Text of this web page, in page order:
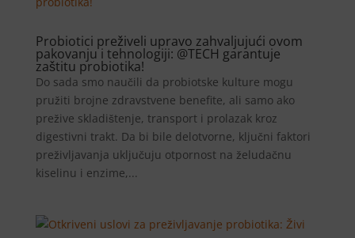
Probiotici preživeli upravo zahvaljujući ovom
pakovanju i tehnologiji: @TECH garantuje
zaštitu probiotika!
Do sada smo naučili da probiotske kulture mogu
pružiti brojne zdravstvene benefite, ali samo ako
prežive skladištenje, transport i prolazak kroz
digestivni trakt. Da bi bile delotvorne, ključni faktori
preživljavanja uključuju otpornost na želudačnu
kiselinu i enzime,...